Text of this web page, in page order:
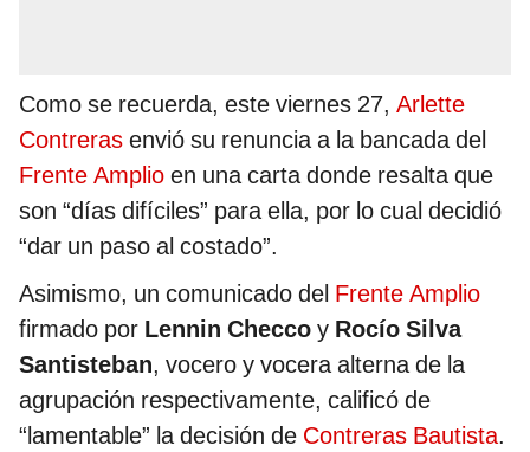
Como se recuerda, este viernes 27, Arlette
Contreras envió su renuncia a la bancada del
Frente Amplio en una carta donde resalta que
son “días difíciles” para ella, por lo cual decidió
“dar un paso al costado”.
Asimismo, un comunicado del Frente Amplio
firmado por Lennin Checco y Rocío Silva
Santisteban, vocero y vocera alterna de la
agrupación respectivamente, calificó de
“lamentable” la decisión de Contreras Bautista.